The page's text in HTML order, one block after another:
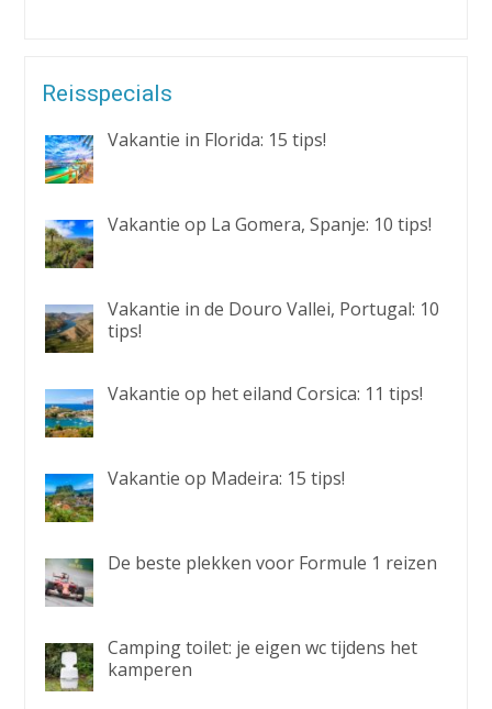
Reisspecials
Vakantie in Florida: 15 tips!
Vakantie op La Gomera, Spanje: 10 tips!
Vakantie in de Douro Vallei, Portugal: 10
tips!
Vakantie op het eiland Corsica: 11 tips!
Vakantie op Madeira: 15 tips!
De beste plekken voor Formule 1 reizen
Camping toilet: je eigen wc tijdens het
kamperen